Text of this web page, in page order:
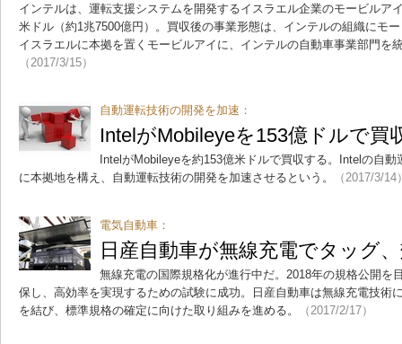
インテルは、運転支援システムを開発するイスラエル企業のモービルア
米ドル（約1兆7500億円）。買収後の事業形態は、インテルの組織にモ
イスラエルに本拠を置くモービルアイに、インテルの自動車事業部門を
（2017/3/15）
自動運転技術の開発を加速：
IntelがMobileyeを153億ドルで買
IntelがMobileyeを約153億米ドルで買収する。Intelの自
に本拠地を構え、自動運転技術の開発を加速させるという。
（2017/3/14
電気自動車：
日産自動車が無線充電でタッグ
無線充電の国際規格化が進行中だ。2018年の規格公開を
保し、高効率を実現するための試験に成功。日産自動車は無線充電技術
を結び、標準規格の確定に向けた取り組みを進める。
（2017/2/17）